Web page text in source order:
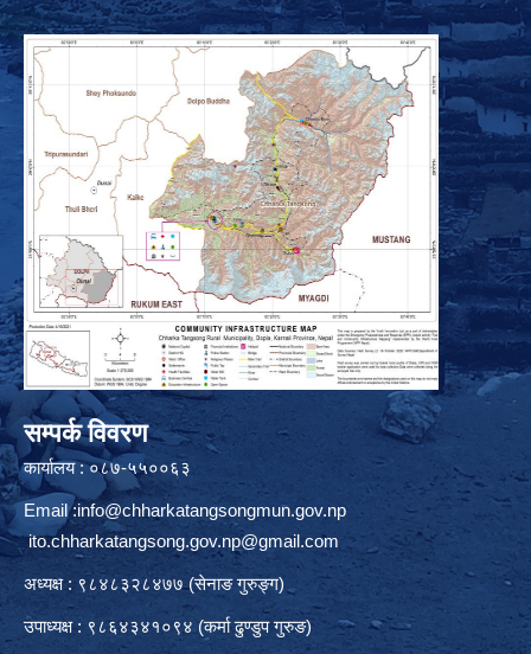
सम्पर्क विवरण
कार्यालय : ०८७-५५००६३
Email :info@chharkatangsongmun.gov.np
ito.chharkatangsong.gov.np@gmail.com
अध्यक्ष : ९८४८३२८४७७ (सेनाङ गुरुङ्ग)
उपाध्यक्ष : ९८६४३४१०९४ (कर्मा ढुण्डुप गुरुङ)